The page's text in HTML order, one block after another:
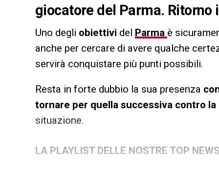
giocatore del Parma.
Uno degli obiettivi del Parma è
anche per cercare di avere qualche
servirà conquistare più punti possibili.
Resta in forte dubbio la sua presenza
tornare per quella successiva contro la
situazione.
LA PLAYLIST DELLE NOSTRE TOP